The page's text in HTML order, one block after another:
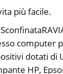
più facile.
computer
dotati di
HP,